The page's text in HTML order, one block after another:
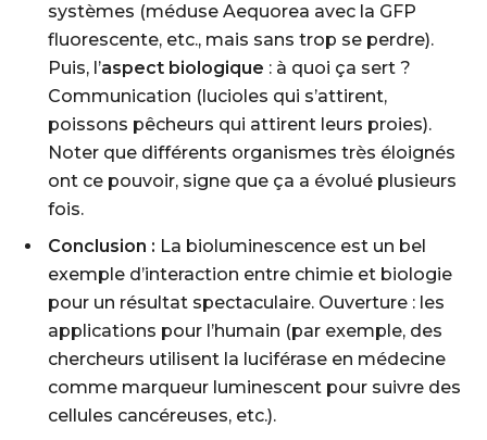
systèmes (méduse Aequorea avec la GFP
fluorescente, etc., mais sans trop se perdre).
Puis, l’aspect biologique : à quoi ça sert ?
Communication (lucioles qui s’attirent,
poissons pêcheurs qui attirent leurs proies).
Noter que différents organismes très éloignés
ont ce pouvoir, signe que ça a évolué plusieurs
fois.
Conclusion : La bioluminescence est un bel
exemple d’interaction entre chimie et biologie
pour un résultat spectaculaire. Ouverture : les
applications pour l’humain (par exemple, des
chercheurs utilisent la luciférase en médecine
comme marqueur luminescent pour suivre des
cellules cancéreuses, etc.).